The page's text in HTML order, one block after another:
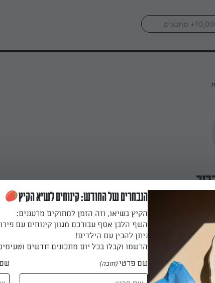
הנבחרים של החודש: קינוחים לשיא הקיץ
הקיץ בשיאו, וזה הזמן למתוקים מרעננים:
השף הלבן אסף עבורכם מגוון קינוחים עם
ניתן להכין עם הילדים!
הרשמו וקבלו בכל יום מתכונים חדשים
שם פרטי(חובה)